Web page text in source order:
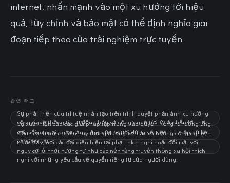
internet, nhấn mạnh vào một xu hướng tới hiệu
quả, tùy chỉnh và bảo mật có thể định nghĩa giai
đoạn tiếp theo của trải nghiệm trực tuyến.
관련 태그
Sự phát triển của trí tuệ nhân tạo trên trình duyệt phản ánh xu hướng
công nghệ thông tin tự động hóa và công nghệ trợ lý cá nhân lớn hơn
Sự xuất hiện của các giải pháp tập trung vào quyền riêng tư tương ứng
với mối lo ngại ngày càng tăng của người dùng về việc thu thập dữ liệu
và giám sát
Cảnh cạnh tranh hiện nay tương đương với các xu hướng công nghệ
trước đây, nơi các đại diện hiện tại phải thích nghi hoặc đối mặt với
nguy cơ lỗi thời, tương tự như các nền tảng truyền thông xã hội thích
nghi với những yêu cầu về quyền riêng tư của người dùng.